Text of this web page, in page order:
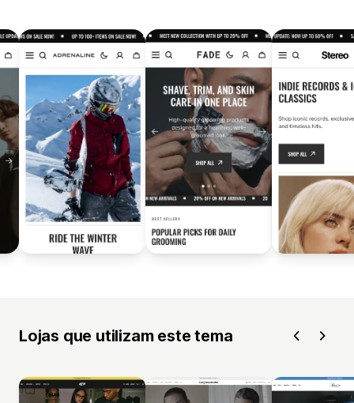
Lojas que utilizam este tema